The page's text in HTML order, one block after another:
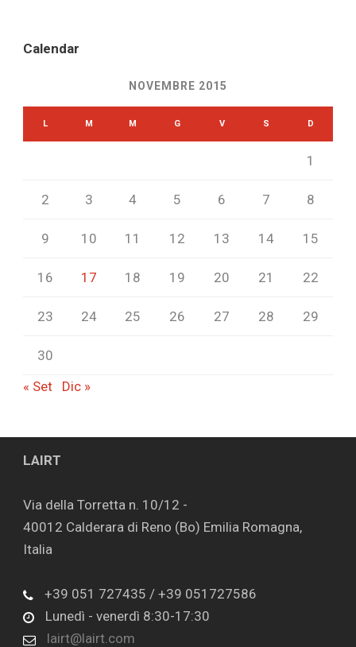
Calendar
NOVEMBRE 2015
L M M G V S D
1
2 3 4 5 6 7 8
9 10 11 12 13 14 15
16 17 18 19 20 21 22
23 24 25 26 27 28 29
30
« Set
Dic »
LAIRT
Via della Torretta n. 10/12 -
40012 Calderara di Reno (Bo) Emilia Romagna,
Italia
+39 051 727435 / +39 051727586
Lunedì - venerdì 8:30-17:30
lairt@lairt.com